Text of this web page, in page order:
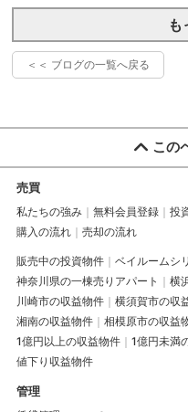
も
＜＜ ブログの一覧へ戻る
この
売買
私たちの強み 無料会員登録 投
購入の流れ
売却の流れ
販売中の投資物件 ベイルームシ
神奈川県の一棟売りアパート
横
川崎市の収益物件
横須賀市の収
湘南の収益物件
相模原市の収益
1億円以上の収益物件
1億円未満
値下り収益物件
管理